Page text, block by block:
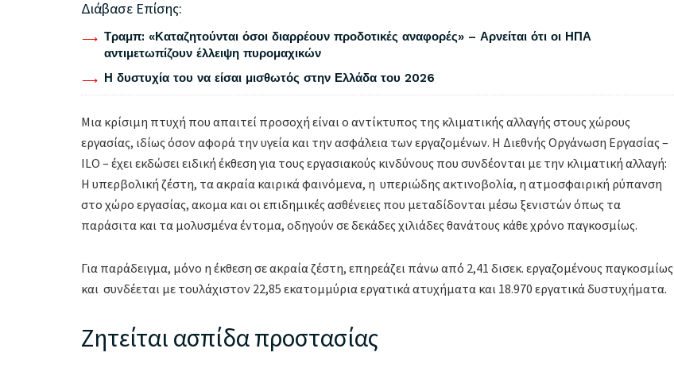
Διάβασε Επίσης:
Τραμπ: «Καταζητούνται όσοι διαρρέουν προδοτικές αναφορές» – Αρνείται ότι οι ΗΠΑ
αντιμετωπίζουν έλλειψη πυρομαχικών
Η δυστυχία του να είσαι μισθωτός στην Ελλάδα του 2026
Μια κρίσιμη πτυχή που απαιτεί προσοχή είναι ο αντίκτυπος της κλιματικής αλλαγής στους χώρους
εργασίας, ιδίως όσον αφορά την υγεία και την ασφάλεια των εργαζομένων. Η Διεθνής Οργάνωση Εργασίας –
ΙLO – έχει εκδώσει ειδική έκθεση για τους εργασιακούς κινδύνους που συνδέονται με την κλιματική αλλαγή:
Η υπερβολική ζέστη, τα ακραία καιρικά φαινόμενα, η υπεριώδης ακτινοβολία, η ατμοσφαιρική ρύπανση
στο χώρο εργασίας, ακομα και οι επιδημικές ασθένειες που μεταδίδονται μέσω ξενιστών όπως τα
παράσιτα και τα μολυσμένα έντομα, οδηγούν σε δεκάδες χιλιάδες θανάτους κάθε χρόνο παγκοσμίως.
Για παράδειγμα, μόνο η έκθεση σε ακραία ζέστη, επηρεάζει πάνω από 2,41 δισεκ. εργαζομένους παγκοσμίως
και συνδέεται με τουλάχιστον 22,85 εκατομμύρια εργατικά ατυχήματα και 18.970 εργατικά δυστυχήματα.
Ζητείται ασπίδα προστασίας